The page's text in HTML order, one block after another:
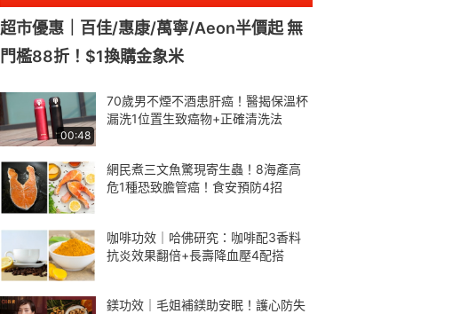
超市優惠｜百佳/惠康/萬寧/Aeon半價起 無
門檻88折！$1換購金象米
00:48
70歲男不煙不酒患肝癌！醫揭保溫杯
漏洗1位置生致癌物+正確清洗法
網民煮三文魚驚現寄生蟲！8海產高
危1種恐致膽管癌！食安預防4招
咖啡功效｜哈佛研究：咖啡配3香料
抗炎效果翻倍+長壽降血壓4配搭
鎂功效｜毛姐補鎂助安眠！護心防失